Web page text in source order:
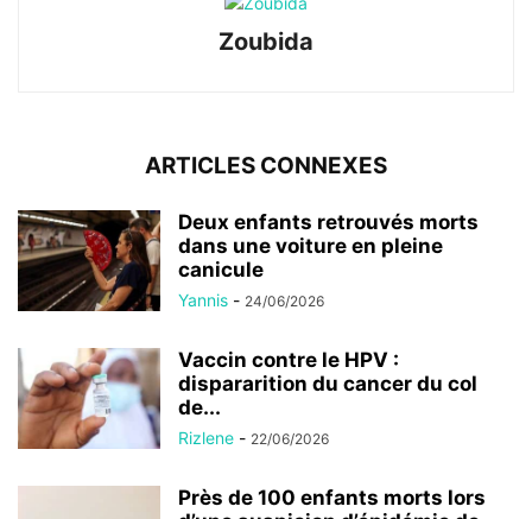
Zoubida
ARTICLES CONNEXES
Deux enfants retrouvés morts
dans une voiture en pleine
canicule
Yannis - 24/06/2026
Vaccin contre le HPV :
dispararition du cancer du col
de...
Rizlene - 22/06/2026
Près de 100 enfants morts lors